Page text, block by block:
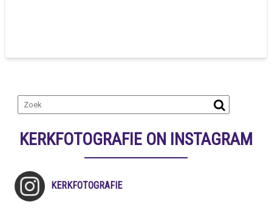
KERKFOTOGRAFIE ON INSTAGRAM
KERKFOTOGRAFIE